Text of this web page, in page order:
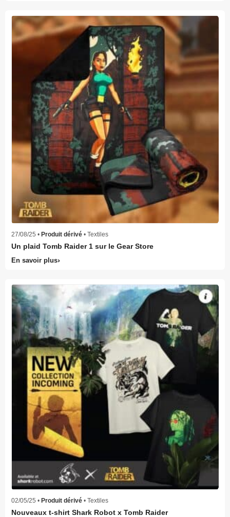
27/08/25 • Produit dérivé • Textiles
Un plaid Tomb Raider 1 sur le Gear Store
En savoir plus
02/05/25 • Produit dérivé • Textiles
Nouveaux t-shirt Shark Robot x Tomb Raider